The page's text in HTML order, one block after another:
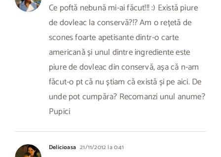
Ce poftă nebună mi-ai făcut!!! :) Există piure
de dovleac la conservă?!? Am o rețetă de
scones foarte apetisante dintr-o carte
americană și unul dintre ingrediente este
piure de dovleac din conservă, așa că n-am
făcut-o pt că nu știam că există și pe aici. De
unde pot cumpăra? Recomanzi unul anume?
Pupici
Delicioasa 21/11/2012 la 0:41